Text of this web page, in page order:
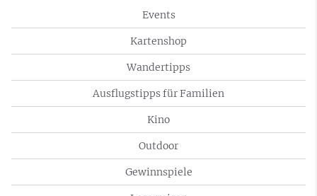
Events
Kartenshop
Wandertipps
Ausflugstipps für Familien
Kino
Outdoor
Gewinnspiele